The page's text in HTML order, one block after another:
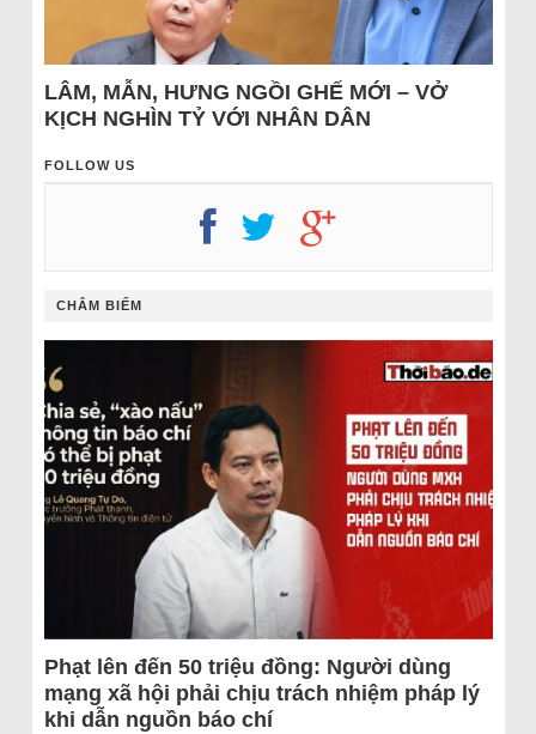
LÂM, MẪN, HƯNG NGỒI GHẾ MỚI – VỞ
KỊCH NGHÌN TỶ VỚI NHÂN DÂN
FOLLOW US
CHÂM BIẾM
Phạt lên đến 50 triệu đồng: Người dùng
mạng xã hội phải chịu trách nhiệm pháp lý
khi dẫn nguồn báo chí